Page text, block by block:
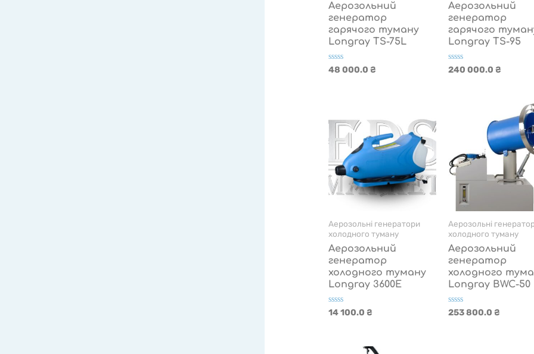
Аерозольний
генератор
гарячого туману
Longray TS-75L
Оцінено
48 000.0 ₴
Аерозольний
генератор
гарячого
Longray TS-95
Оцінено
240 000.0 ₴
Аерозольні генератори
холодного туману
Аерозольний
генератор
холодного туману
Longray 3600E
Оцінено
14 100.0 ₴
Аерозольні
холодного туману
Аерозольний
генератор
холодного
Longray BWC-50
Оцінено
253 800.0 ₴